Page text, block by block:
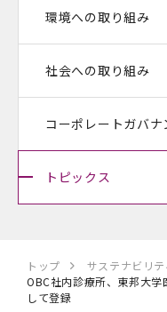
トップ サステナビリテ
OBC社内診療所、東邦大
して登録
環境への取り組み
社会への取り組み
コーポレートガバナ
トピックス